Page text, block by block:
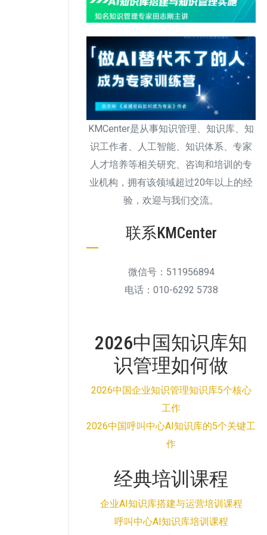
KMCenter是从事知识管理、知识库、知
识工作者、人工智能、知识体系、专家
人才培养等相关研究、咨询和培训的专
业机构，拥有该领域超过20年以上的经
验，欢迎与我们交流。
联系KMCenter
微信号：511956894
电话：010-6292 5738
2026中国知识库知
识管理如何做
2026中国企业知识管理知识库5个核心
工作
2026中国呼叫中心AI知识库的5个关键工
作
经典培训课程
企业AI知识库搭建与运营培训课程
呼叫中心AI知识库培训课程